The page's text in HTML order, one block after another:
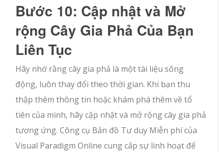
Bước 10: Cập nhật và Mở
rộng Cây Gia Phả Của Bạn
Liên Tục
Hãy nhớ rằng cây gia phả là một tài liệu sống
động, luôn thay đổi theo thời gian. Khi bạn thu
thập thêm thông tin hoặc khám phá thêm về tổ
tiên của mình, hãy cập nhật và mở rộng cây gia phả
tương ứng. Công cụ Bản đồ Tư duy Miễn phí của
Visual Paradigm Online cung cấp sự linh hoạt để